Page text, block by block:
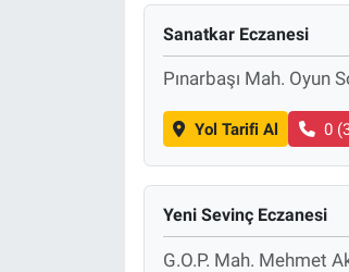
Sanatkar Eczanesi
Pınarbaşı Mah. Oyun
Yol Tarifi Al 0
Yeni Sevinç Eczanesi
G.O.P. Mah. Mehmet
Nöbetçi Eczaneler